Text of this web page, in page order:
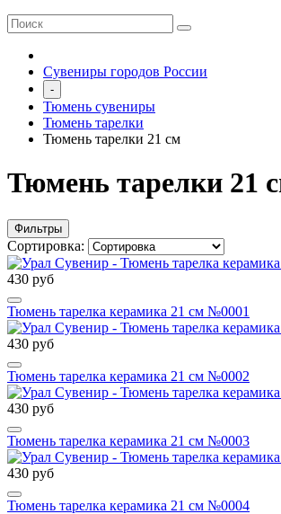
Сувениры городов России
-
Тюмень сувениры
Тюмень тарелки
Тюмень тарелки 21 см
Тюмень тарелки 21
Фильтры
Сортировка:
430 руб
Тюмень тарелка керамика 21 см №0001
430 руб
Тюмень тарелка керамика 21 см №0002
430 руб
Тюмень тарелка керамика 21 см №0003
430 руб
Тюмень тарелка керамика 21 см №0004